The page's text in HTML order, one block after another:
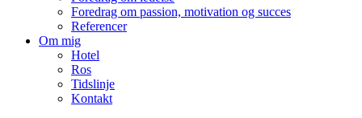
Foredrag om passion, motivation og succes
Referencer
Om mig
Hotel
Ros
Tidslinje
Kontakt